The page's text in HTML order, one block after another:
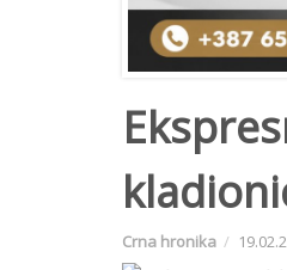
Crna hronika